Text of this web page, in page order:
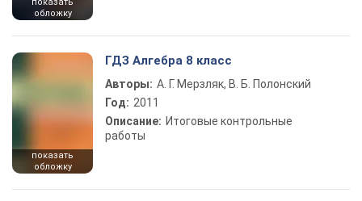
обложку
показать
обложку
ГДЗ Алгебра 8 класс
Авторы: А. Г. Мерзляк, В. Б. Полонский
Год: 2011
Описание: Итоговые контрольные
работы